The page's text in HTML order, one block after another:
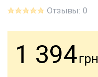
Отзывы: 0
1 394грн